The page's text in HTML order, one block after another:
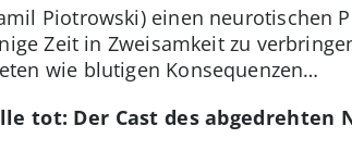
Piotrowski) einen neurotischen
Zeit in Zweisamkeit zu
wie blutigen Konsequenzen…
tot: Der Cast des abgedrehten